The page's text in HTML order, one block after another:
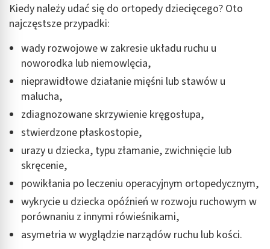
Kiedy należy udać się do ortopedy dziecięcego? Oto
najczęstsze przypadki:
wady rozwojowe w zakresie układu ruchu u
noworodka lub niemowlęcia,
nieprawidłowe działanie mięśni lub stawów u
malucha,
zdiagnozowane skrzywienie kręgosłupa,
stwierdzone płaskostopie,
urazy u dziecka, typu złamanie, zwichnięcie lub
skręcenie,
powikłania po leczeniu operacyjnym ortopedycznym,
wykrycie u dziecka opóźnień w rozwoju ruchowym w
porównaniu z innymi rówieśnikami,
asymetria w wyglądzie narządów ruchu lub kości.